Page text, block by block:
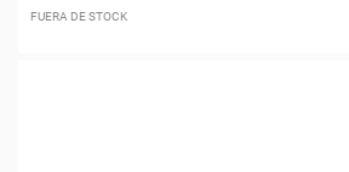
FUERA DE STOCK